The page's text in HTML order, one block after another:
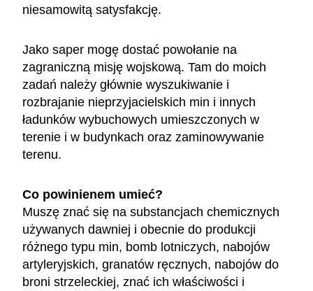
niesamowitą satysfakcję.
Jako saper mogę dostać powołanie na
zagraniczną misję wojskową. Tam do moich
zadań należy głównie wyszukiwanie i
rozbrajanie nieprzyjacielskich min i innych
ładunków wybuchowych umieszczonych w
terenie i w budynkach oraz zaminowywanie
terenu.
Co powinienem umieć?
Muszę znać się na substancjach chemicznych
używanych dawniej i obecnie do produkcji
różnego typu min, bomb lotniczych, nabojów
artyleryjskich, granatów ręcznych, nabojów do
broni strzeleckiej, znać ich właściwości i